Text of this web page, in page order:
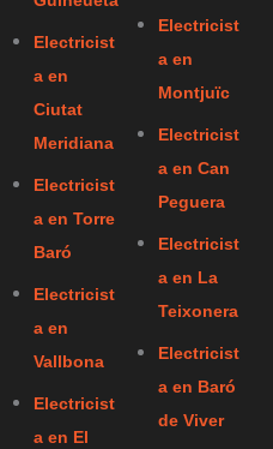
Electricist
a en
Ciutat
Meridiana
Electricist
a en Torre
Baró
Electricist
a en
Vallbona
Electricist
a en El
Electricist
a en
Montjuïc
Electricist
a en Can
Peguera
Electricist
a en La
Teixonera
Electricist
a en Baró
de Viver